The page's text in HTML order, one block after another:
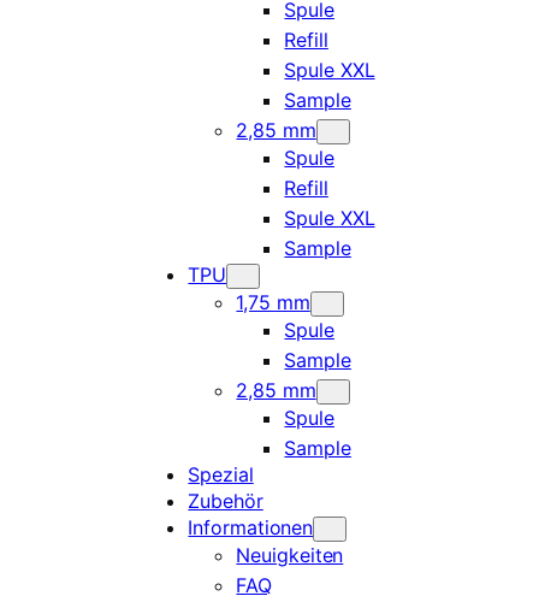
Spule
Refill
Spule XXL
Sample
2,85 mm
Spule
Refill
Spule XXL
Sample
TPU
1,75 mm
Spule
Sample
2,85 mm
Spule
Sample
Spezial
Zubehör
Informationen
Neuigkeiten
FAQ